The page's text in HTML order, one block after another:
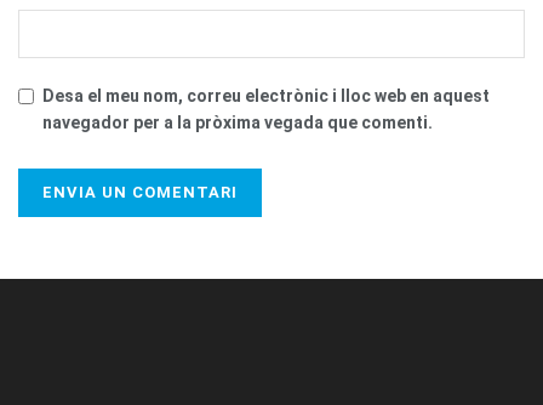
Desa el meu nom, correu electrònic i lloc web en aquest
navegador per a la pròxima vegada que comenti.